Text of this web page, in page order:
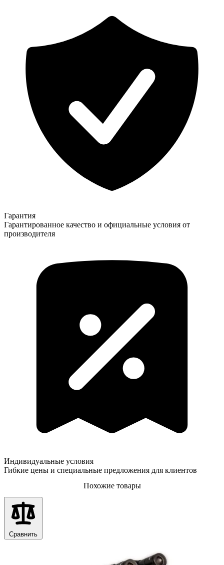
Гарантия
Гарантированное качество и официальные условия от
производителя
Индивидуальные условия
Гибкие цены и специальные предложения для клиентов
Похожие товары
Сравнить